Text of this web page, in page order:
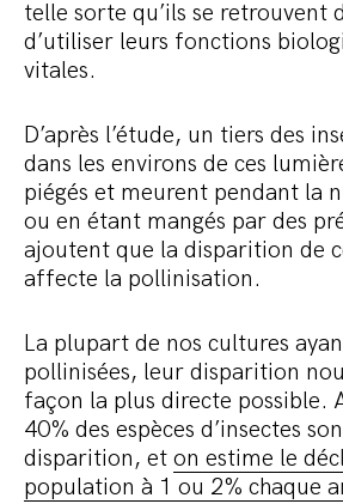
telle sorte qu’ils se retrouvent
d’utiliser leurs fonctions
vitales.
D’après l’étude, un tiers des
dans les environs de ces
piégés et meurent pendant la
ou en étant mangés par des
ajoutent que la disparition de
affecte la pollinisation.
La plupart de nos cultures
pollinisées, leur disparition
façon la plus directe possible.
40% des espèces d’insectes
disparition, et on estime le
population à 1 ou 2% chaque